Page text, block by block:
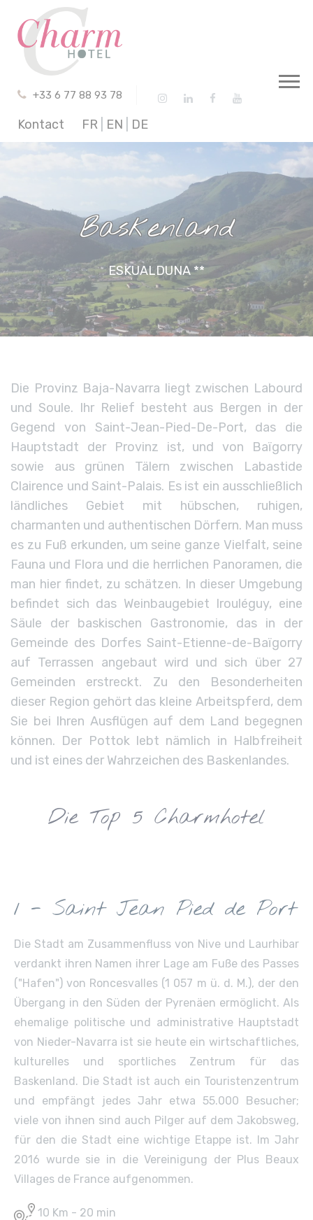
+33 6 77 88 93 78
Kontact FR EN DE
Baskenland
ESKUALDUNA **
Die Provinz Baja-Navarra liegt zwischen Labourd
und Soule. Ihr Relief besteht aus Bergen in der
Gegend von Saint-Jean-Pied-De-Port, das die
Hauptstadt der Provinz ist, und von Baïgorry
sowie aus grünen Tälern zwischen Labastide
Clairence und Saint-Palais. Es ist ein ausschließlich
ländliches Gebiet mit hübschen, ruhigen,
charmanten und authentischen Dörfern. Man muss
es zu Fuß erkunden, um seine ganze Vielfalt, seine
Fauna und Flora und die herrlichen Panoramen, die
man hier findet, zu schätzen. In dieser Umgebung
befindet sich das Weinbaugebiet Irouléguy, eine
Säule der baskischen Gastronomie, das in der
Gemeinde des Dorfes Saint-Etienne-de-Baïgorry
auf Terrassen angebaut wird und sich über 27
Gemeinden erstreckt. Zu den Besonderheiten
dieser Region gehört das kleine Arbeitspferd, dem
Sie bei Ihren Ausflügen auf dem Land begegnen
können. Der Pottok lebt nämlich in Halbfreiheit
und ist eines der Wahrzeichen des Baskenlandes.
Die Top 5 Charmhotel
1 - Saint Jean Pied de Port
Die Stadt am Zusammenfluss von Nive und Laurhibar
verdankt ihren Namen ihrer Lage am Fuße des Passes
("Hafen") von Roncesvalles (1 057 m ü. d. M.), der den
Übergang in den Süden der Pyrenäen ermöglicht. Als
ehemalige politische und administrative Hauptstadt
von Nieder-Navarra ist sie heute ein wirtschaftliches,
kulturelles und sportliches Zentrum für das
Baskenland. Die Stadt ist auch ein Touristenzentrum
und empfängt jedes Jahr etwa 55.000 Besucher;
viele von ihnen sind auch Pilger auf dem Jakobsweg,
für den die Stadt eine wichtige Etappe ist. Im Jahr
2016 wurde sie in die Vereinigung der Plus Beaux
Villages de France aufgenommen.
10 Km - 20 min
Cookie-Einstellungen